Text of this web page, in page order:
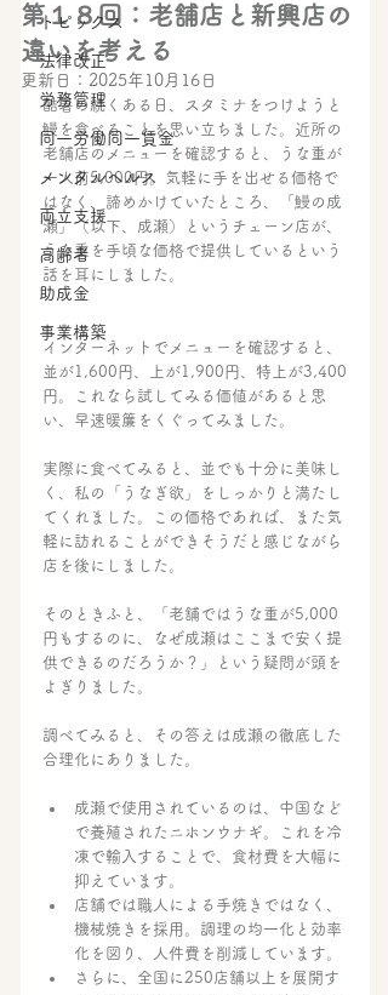
トピックス
法律改正
労務管理
同一労働同一賃金
メンタルヘルス
両立支援
高齢者
助成金
事業構築
第１８回：老舗店と新興店の
違いを考える
更新日： 2025年10月16日
酷暑の続くある日、スタミナをつけようと
鰻を食べることを思い立ちました。近所の
老舗店のメニューを確認すると、うな重が
一人前5,000円。気軽に手を出せる価格で
はなく、諦めかけていたところ、「鰻の成
瀬」（以下、成瀬）というチェーン店が、
うな重を手頃な価格で提供しているという
話を耳にしました。
インターネットでメニューを確認すると、
並が1,600円、上が1,900円、特上が3,400
円。これなら試してみる価値があると思
い、早速暖簾をくぐってみました。
実際に食べてみると、並でも十分に美味し
く、私の「うなぎ欲」をしっかりと満たし
てくれました。この価格であれば、また気
軽に訪れることができそうだと感じながら
店を後にしました。
そのときふと、「老舗ではうな重が5,000
円もするのに、なぜ成瀬はここまで安く提
供できるのだろうか？」という疑問が頭を
よぎりました。
調べてみると、その答えは成瀬の徹底した
合理化にありました。
成瀬で使用されているのは、中国など
で養殖されたニホンウナギ。これを冷
凍で輸入することで、食材費を大幅に
抑えています。
店舗では職人による手焼きではなく、
機械焼きを採用。調理の均一化と効率
化を図り、人件費を削減しています。
さらに、全国に250店舗以上を展開す